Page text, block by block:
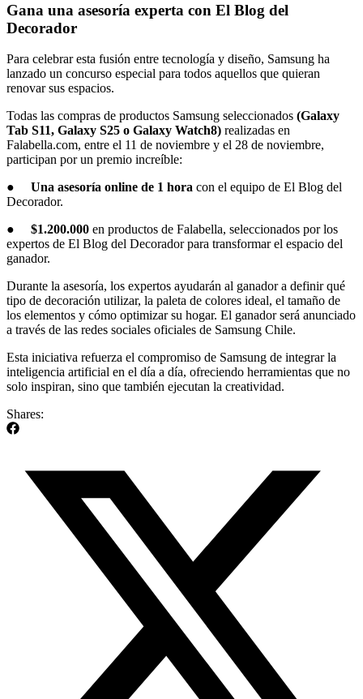
Gana una asesoría experta con El Blog del
Decorador
Para celebrar esta fusión entre tecnología y diseño, Samsung ha
lanzado un concurso especial para todos aquellos que quieran
renovar sus espacios.
Todas las compras de productos Samsung seleccionados (Galaxy
Tab S11, Galaxy S25 o Galaxy Watch8) realizadas en
Falabella.com, entre el 11 de noviembre y el 28 de noviembre,
participan por un premio increíble:
● Una asesoría online de 1 hora con el equipo de El Blog del
Decorador.
● $1.200.000 en productos de Falabella, seleccionados por los
expertos de El Blog del Decorador para transformar el espacio del
ganador.
Durante la asesoría, los expertos ayudarán al ganador a definir qué
tipo de decoración utilizar, la paleta de colores ideal, el tamaño de
los elementos y cómo optimizar su hogar. El ganador será anunciado
a través de las redes sociales oficiales de Samsung Chile.
Esta iniciativa refuerza el compromiso de Samsung de integrar la
inteligencia artificial en el día a día, ofreciendo herramientas que no
solo inspiran, sino que también ejecutan la creatividad.
Shares: